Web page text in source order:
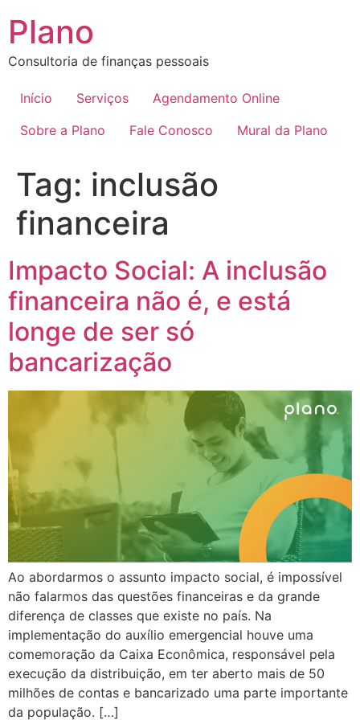
Plano
Consultoria de finanças pessoais
Início Serviços
Agendamento Online
Sobre a Plano
Fale Conosco Mural da Plano
Tag: inclusão
financeira
Impacto Social: A inclusão
financeira não é, e está
longe de ser só
bancarização
Ao abordarmos o assunto impacto social, é impossível
não falarmos das questões financeiras e da grande
diferença de classes que existe no país. Na
implementação do auxílio emergencial houve uma
comemoração da Caixa Econômica, responsável pela
execução da distribuição, em ter aberto mais de 50
milhões de contas e bancarizado uma parte importante
da população. […]